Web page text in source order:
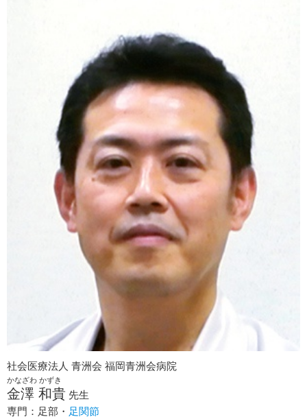
社会医療法人 青洲会 福岡青洲会病院
かなざわ かずき
金澤 和貴 先生
専門：足部・ 足関節